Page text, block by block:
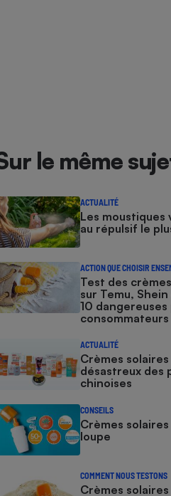
le même
ACTUALITÉ
Les moustiques
au répulsif le
ACTION QUE CHOISIR
Test des
sur Temu,
10
consommateurs
ACTUALITÉ
Crèmes
désastreux des
chinoises
CONSEILS
Crèmes
loupe
COMMENT NOUS TESTONS
Crèmes